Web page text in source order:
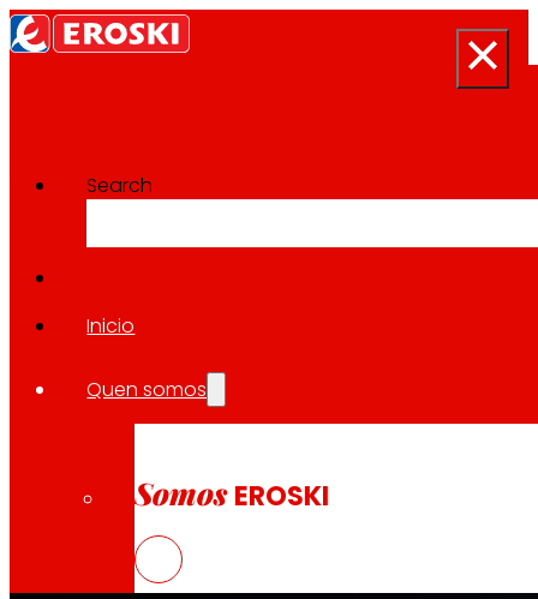
Search
Inicio
Quen somos
Somos EROSKI
Proxectos de Innovación
Volver a todos os proxectos
2023
PROTEFUNGI